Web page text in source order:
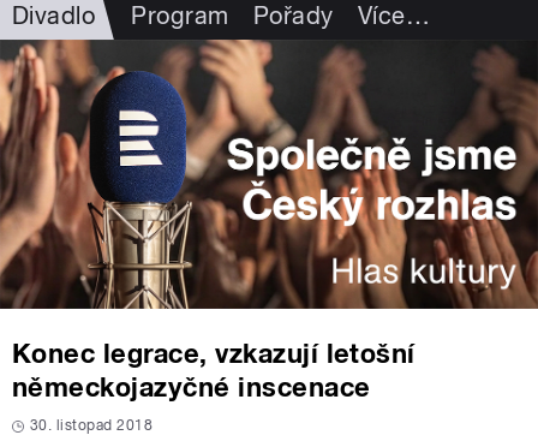
Divadlo Program Pořady Více…
Konec legrace, vzkazují letošní
německojazyčné inscenace
30. listopad 2018